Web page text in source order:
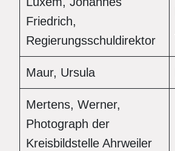
Friedrich,
Regierungsschuldirektor
Maur, Ursula
Mertens, Werner,
Photograph der
Kreisbildstelle Ahrweiler